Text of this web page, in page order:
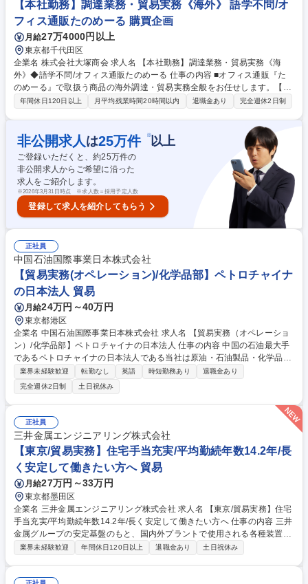
工場のため中国語スキルは不問です。 募集職種 【キャラクターグッズ生
産管理業務】バンダイナムコG/入社一年後に中国出向予定
【本社勤務】調達業務・貿易実務《海外》 語学不問/オ
フィス通販たのめーる 購買企画
月給27万4000円以上
東京都千代田区
企業名 株式会社大塚商会 求人名 【本社勤務】調達業務・貿易実務《海
外》◆語学不問/オフィス通販たのめーる 仕事の内容 ■オフィス通販『た
のめーる』で取扱う商品の海外調達・貿易実務全般をお任せします。【具
体的には】■海外製造工場（中国等）での工場視察・監査の実施、商品の
用・最適化:海外拠点(上海等)を活用した物流集約・在庫管理。リードタイ
ムに合わせたコンテナ単位での出庫、積込み指示や納品調整などの物流改
善 ■海外出張・現地折衝:年数回の海外出張(展示会視察や現地工場訪問)に
よる最新トレンドの把握と海外子会社、現地パートナー企業との連携強化
■教育指導:海外調達や物流運用関連業務の海外子会社への教育・指導、商
品企画(MD)サポート、商材企画・選定・調達 募集職種 【本社勤務】調達
業務・貿易実務《海外》◆語学不問/オフィス通販たのめーる
年間休日120日以上 月平均残業時間20時間以内 退職金あり 完全週休2日制
非公開求人 は25万件 ※以上
ご登録いただくと、約25万件の
非公開求人からご希望に沿った
求人をご紹介します。
※2026年3月31日時点 ※求人数＝採用予定人数
登録して求人を紹介してもらう
正社員
中国石油国際事業日本株式会社
【貿易実務(オペレーション)/化学品部】ペトロチャイナ
の日本法人 貿易
月給24万円～40万円
東京都港区
企業名 中国石油国際事業日本株式会社 求人名 【貿易実務（オペレーショ
ン）/化学品部】ペトロチャイナの日本法人 仕事の内容 中国の石油最大手
であるペトロチャイナの日本法人である当社は原油・石油製品・化学品・
LNG等の国際貿易を行っており、そんな当社の化学品部にて、オペレーシ
ョン（貿易）に関連する業務をお任せいたします。 ≪業務詳細≫■日韓の
取引先との化学品の販売および調達、新規ビジネス開発にまつわるオペレ
ーション（貿易）業務。 ≪補足情報≫日本支社は日本と韓国をテリトリー
としています。中国本社、シンガポール支社、中国国内支社等と連携して
販売、調達を展開しています。 募集職種 【貿易実務（オペレーション）/
化学品部】ペトロチャイナの日本法人
業界未経験歓迎 転勤なし 英語 時短勤務あり
退職金あり
完全週休2日制
土日祝休み
正社員
三井金属エンジニアリング株式会社
【東京/貿易実務】住宅手当充実/平均勤続年数14.2年/長
く安定して働きたい方へ 貿易
月給27万円～33万円
東京都墨田区
企業名 三井金属エンジニアリング株式会社 求人名 【東京/貿易実務】住宅
手当充実/平均勤続年数14.2年/長く安定して働きたい方へ 仕事の内容 三井
金属グループの安定基盤のもと、国内外プラントで使用される各種装置予
備品（補修部品）の輸入・輸出サプライ業務を担当。見積依頼から発注、
業界未経験歓迎 年間休日120日以上 退職金あり 土日祝休み